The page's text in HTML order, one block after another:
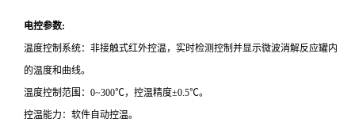
电控参数:
温度控制系统：非接触式红外控温，实时检测控制并显示微波消解反应罐内
的温度和曲线。
温度控制范围：0~300℃，控温精度±0.5℃。
控温能力：软件自动控温。